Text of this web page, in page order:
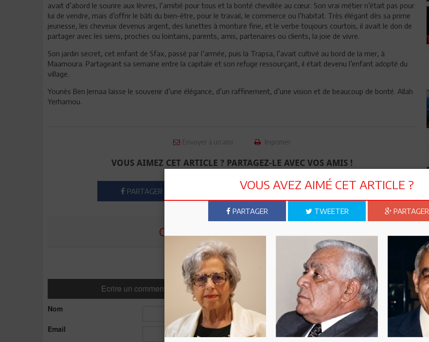
avait d’abord le sourire aux lèvres, l’amitié pour tous et la bonté chevillée au cœur. Son vrai métier n’était pas pour
lui de vendre, mais d’offrir le bâti du bien-être, pour le travail, le commerce ou l’habitat. Très élégant dès sa prime
jeunesse, les cheveux devenus argent, des lunettes à monture fine, et le verbe toujours courtois, il avait le don de
partager avec les siens, proches ou lointains, parents, amis, partenaires ou clients, la joie de vivre.
Son jardin secret, cet enfant de Sfax, passé par l’armée, puis la Trapsa, l’avait cultivé au bord de la mer, à
Maamoura. Partageant sa semaine entre la capitale et son refuge ressourçant, il était devenu l’enfant adopté du
village.
Younès Ben Jemaa laisse le souvenir d’une élégance, d’un raffinement, d’une vision et de beaucoup de bonté. Allah
Yerhamou.
Envoyer à un ami Imprimer
VOUS AIMEZ CET ARTICLE ? PARTAGEZ-LE AVEC VOS AMIS !
PARTAGER TWEETER ABONNEZ-VOUS
COMMENTER CET ARTICLE
1Commentaire
Ecrire un commentaire Commenter
Nom
Email
VOUS AVEZ AIMÉ CET ARTICLE ?
PARTAGER TWEETER PARTAGER